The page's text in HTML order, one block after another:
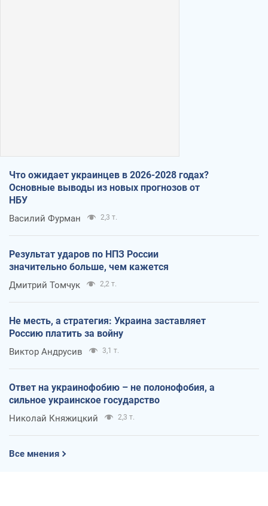
Что ожидает украинцев в 2026-2028 годах?
Основные выводы из новых прогнозов от
НБУ
Василий Фурман 2,3 т.
Результат ударов по НПЗ России
значительно больше, чем кажется
Дмитрий Томчук 2,2 т.
Не месть, а стратегия: Украина заставляет
Россию платить за войну
Виктор Андрусив 3,1 т.
Ответ на украинофобию – не полонофобия, а
сильное украинское государство
Николай Княжицкий 2,3 т.
Все мнения